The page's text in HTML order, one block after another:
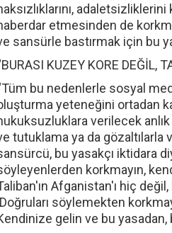
etmesinden de
sansürle bastırmak için bu
KUZEY KORE DEĞİL,
bu nedenlerle sosyal
yeteneğini ortadan
verilecek
tutuklama ya da gözaltılarla
bu yasakçı iktidara
korkmayın,
Afganistan'ı hiç
söylemekten
gelin ve bu yasadan,